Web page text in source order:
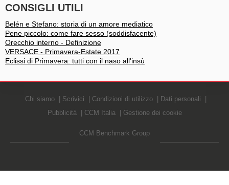
CONSIGLI UTILI
Belén e Stefano: storia di un amore mediatico
Pene piccolo: come fare sesso (soddisfacente)
Orecchio interno - Definizione
VERSACE - Primavera-Estate 2017
Eclissi di Primavera: tutti con il naso all'insù
Chi siamo Scrivici Condizioni di utilizzo
Dati personali
Pubblicità
CCM Italia Gestione dei cookie
CCM Benchmark Group